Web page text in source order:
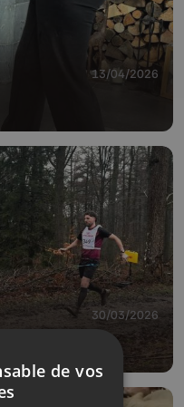
13/04/2026
30/03/2026
de vos